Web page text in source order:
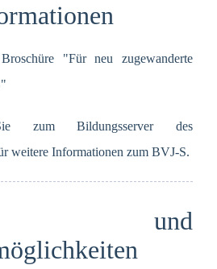
"Für neu zugewanderte
zum Bildungsserver des
weitere Informationen zum BVJ-S.
und